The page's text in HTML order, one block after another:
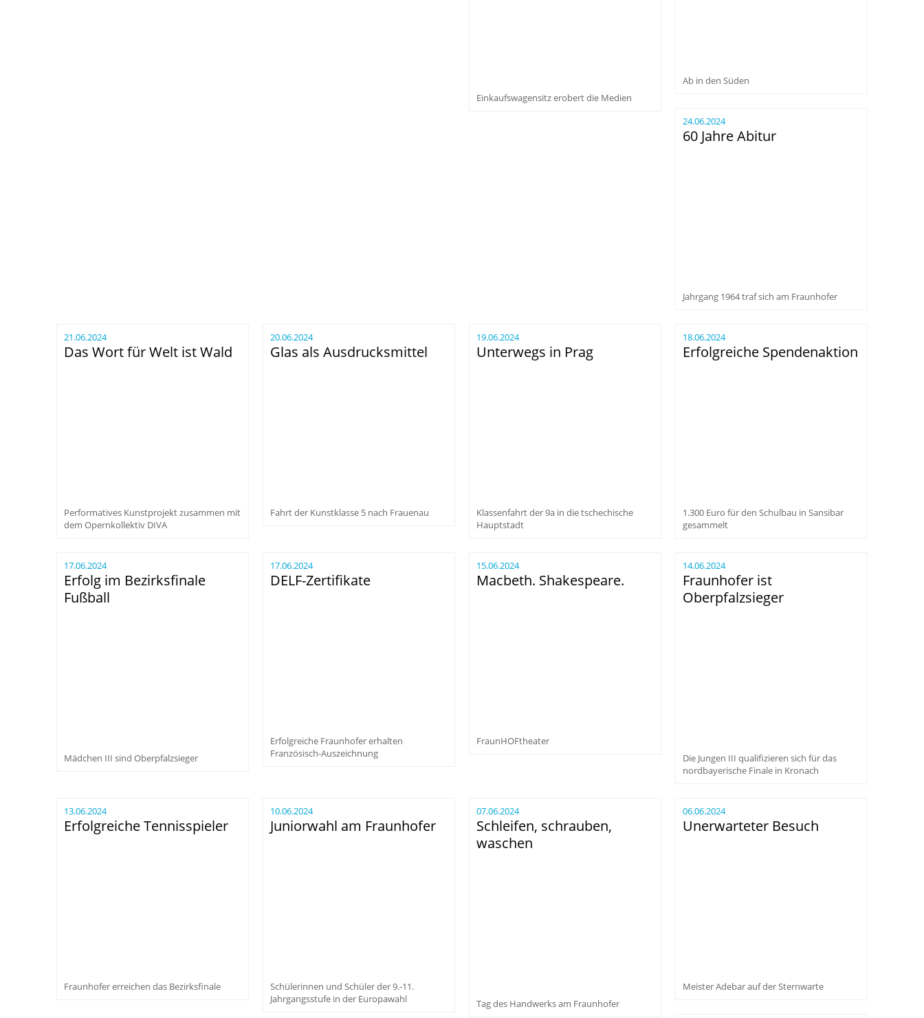
Einkaufswagensitz erobert die Medien
Ab in den Süden
24.06.2024
60 Jahre Abitur
Jahrgang 1964 traf sich am Fraunhofer
21.06.2024
Das Wort für Welt ist Wald
Performatives Kunstprojekt zusammen mit
dem Opernkollektiv DIVA
20.06.2024
Glas als Ausdrucksmittel
Fahrt der Kunstklasse 5 nach Frauenau
19.06.2024
Unterwegs in Prag
Klassenfahrt der 9a in die tschechische
Hauptstadt
18.06.2024
Erfolgreiche Spendenaktion
1.300 Euro für den Schulbau in Sansibar
gesammelt
17.06.2024
Erfolg im Bezirksfinale
Fußball
Mädchen III sind Oberpfalzsieger
17.06.2024
DELF-Zertifikate
Erfolgreiche Fraunhofer erhalten
Französisch-Auszeichnung
15.06.2024
Macbeth. Shakespeare.
FraunHOFtheater
14.06.2024
Fraunhofer ist
Oberpfalzsieger
Die Jungen III qualifizieren sich für das
nordbayerische Finale in Kronach
13.06.2024
Erfolgreiche Tennisspieler
Fraunhofer erreichen das Bezirksfinale
10.06.2024
Juniorwahl am Fraunhofer
Schülerinnen und Schüler der 9.-11.
Jahrgangsstufe in der Europawahl
07.06.2024
Schleifen, schrauben,
waschen
Tag des Handwerks am Fraunhofer
06.06.2024
Unerwarteter Besuch
Meister Adebar auf der Sternwarte